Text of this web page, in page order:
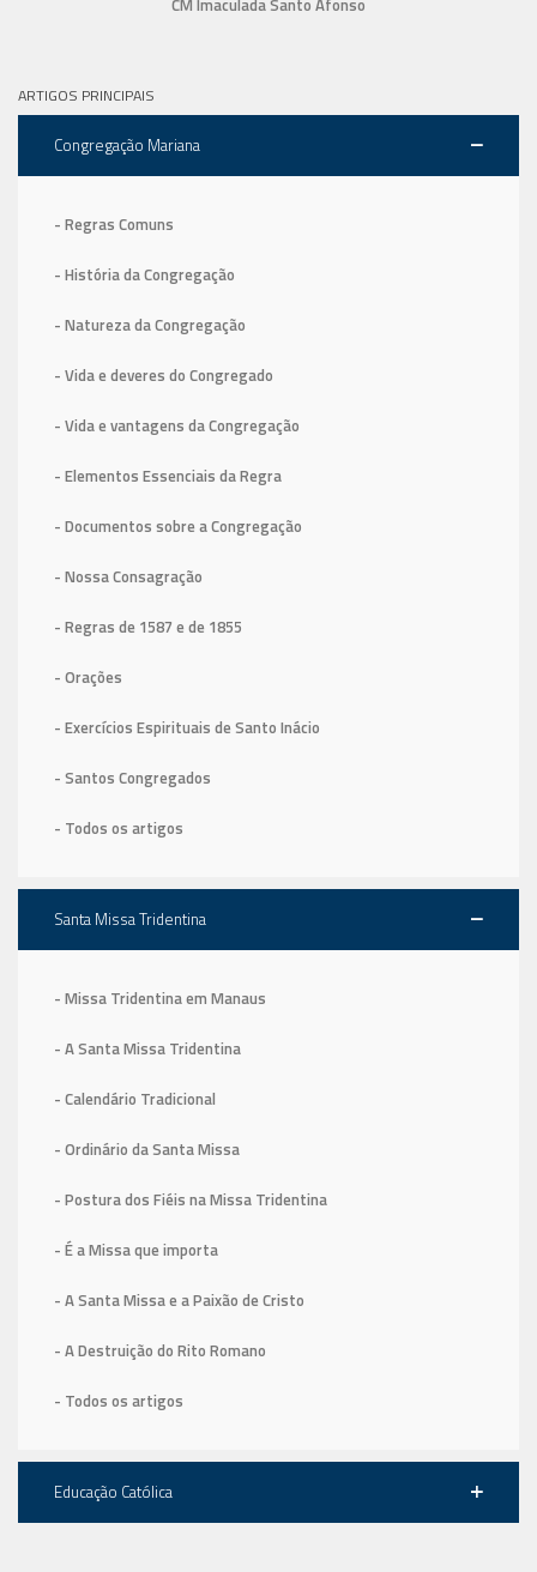
CM Imaculada Santo Afonso
ARTIGOS PRINCIPAIS
Congregação Mariana
- Regras Comuns
- História da Congregação
- Natureza da Congregação
- Vida e deveres do Congregado
- Vida e vantagens da Congregação
- Elementos Essenciais da Regra
- Documentos sobre a Congregação
- Nossa Consagração
- Regras de 1587 e de 1855
- Orações
- Exercícios Espirituais de Santo Inácio
- Santos Congregados
- Todos os artigos
Santa Missa Tridentina
- Missa Tridentina em Manaus
- A Santa Missa Tridentina
- Calendário Tradicional
- Ordinário da Santa Missa
- Postura dos Fiéis na Missa Tridentina
- É a Missa que importa
- A Santa Missa e a Paixão de Cristo
- A Destruição do Rito Romano
- Todos os artigos
Educação Católica